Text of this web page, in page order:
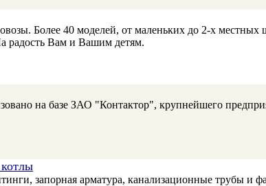
Более 40 моделей, от маленьких до 2-х
радость Вам и Вашим детям.
на базе ЗАО "Контактор", крупнейшего
запорная арматура, канализационные трубы и